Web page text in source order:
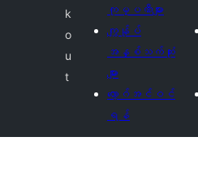
k
o
u
t
ကုမ္ပဏီများ
ကျွန်ုပ်
အနှစ်သက်ဆုံး
များ
လော့ဂ်အင်ဝင်
ရန်